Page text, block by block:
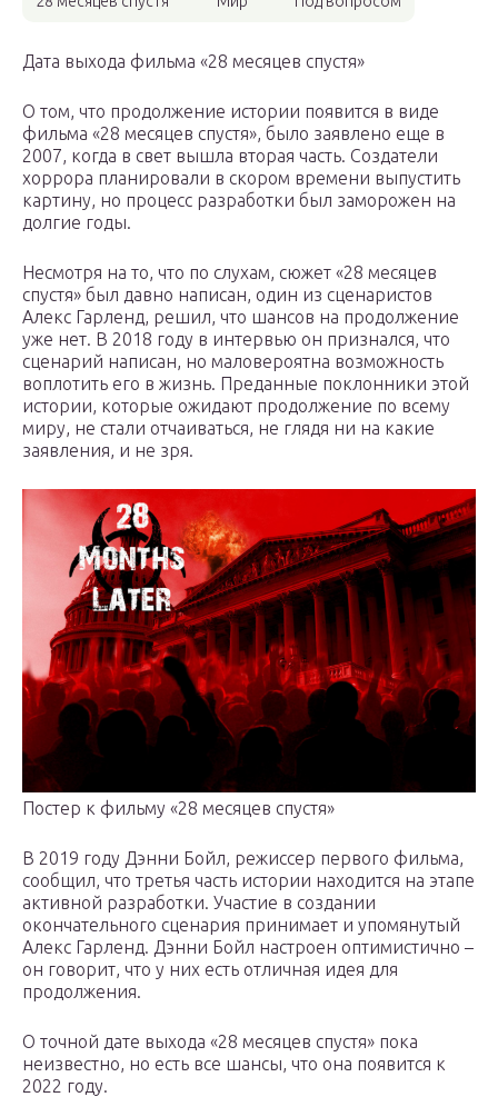
Дата выхода фильма «28 месяцев спустя»
О том, что продолжение истории появится в виде
фильма «28 месяцев спустя», было заявлено еще в
2007, когда в свет вышла вторая часть. Создатели
хоррора планировали в скором времени выпустить
картину, но процесс разработки был заморожен на
долгие годы.
Несмотря на то, что по слухам, сюжет «28 месяцев
спустя» был давно написан, один из сценаристов
Алекс Гарленд, решил, что шансов на продолжение
уже нет. В 2018 году в интервью он признался, что
сценарий написан, но маловероятна возможность
воплотить его в жизнь. Преданные поклонники этой
истории, которые ожидают продолжение по всему
миру, не стали отчаиваться, не глядя ни на какие
заявления, и не зря.
Постер к фильму «28 месяцев спустя»
В 2019 году Дэнни Бойл, режиссер первого фильма,
сообщил, что третья часть истории находится на этапе
активной разработки. Участие в создании
окончательного сценария принимает и упомянутый
Алекс Гарленд. Дэнни Бойл настроен оптимистично –
он говорит, что у них есть отличная идея для
продолжения.
О точной дате выхода «28 месяцев спустя» пока
неизвестно, но есть все шансы, что она появится к
2022 году.